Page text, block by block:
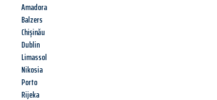
Amadora
Balzers
Chișinău
Dublin
Limassol
Nikosia
Porto
Rijeka